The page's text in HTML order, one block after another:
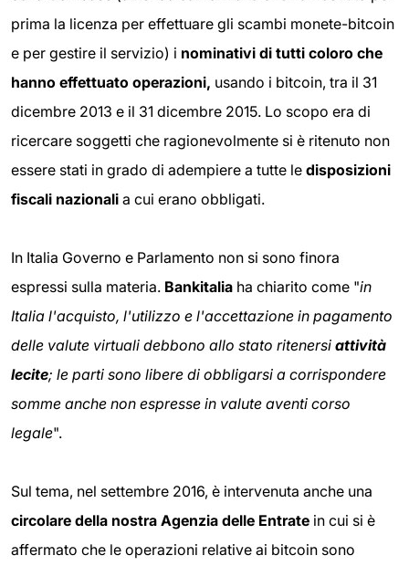
prima la licenza per effettuare gli scambi monete-bitcoin
e per gestire il servizio) i nominativi di tutti coloro che
hanno effettuato operazioni, usando i bitcoin, tra il 31
dicembre 2013 e il 31 dicembre 2015. Lo scopo era di
ricercare soggetti che ragionevolmente si è ritenuto non
essere stati in grado di adempiere a tutte le disposizioni
fiscali nazionali a cui erano obbligati.
In Italia Governo e Parlamento non si sono finora
espressi sulla materia. Bankitalia ha chiarito come "in
Italia l'acquisto, l'utilizzo e l'accettazione in pagamento
delle valute virtuali debbono allo stato ritenersi attività
lecite; le parti sono libere di obbligarsi a corrispondere
somme anche non espresse in valute aventi corso
legale".
Sul tema, nel settembre 2016, è intervenuta anche una
circolare della nostra Agenzia delle Entrate in cui si è
affermato che le operazioni relative ai bitcoin sono